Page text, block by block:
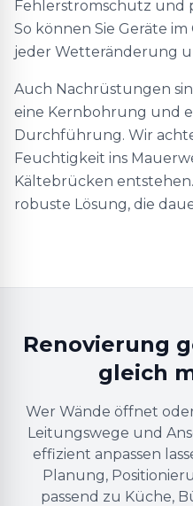
Fehlerstromschutz und
So können Sie Geräte
jeder Wetteränderung
Auch Nachrüstungen
eine Kernbohrung und
Durchführung. Wir
Feuchtigkeit ins
Kältebrücken
robuste Lösung, die
Renovierung
gleich
Wer Wände öffnet
Leitungswege und
effizient anpassen
Planung,
passend zu Küche,